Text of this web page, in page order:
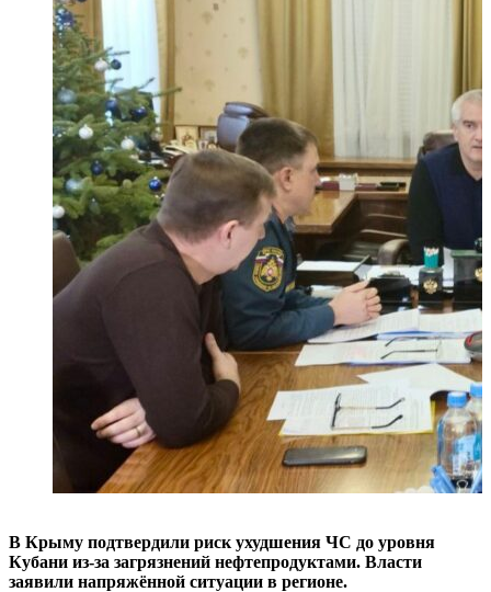
В Крыму подтвердили риск ухудшения ЧС до уровня
Кубани из-за загрязнений нефтепродуктами. Власти
заявили напряжённой ситуации в регионе.